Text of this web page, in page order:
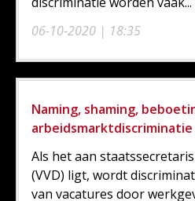
06-10-2020 | 18:35
Naming, shaming,
arbeidsmarktdiscriminatie
Als het aan
(VVD) ligt, wordt
van vacatures door